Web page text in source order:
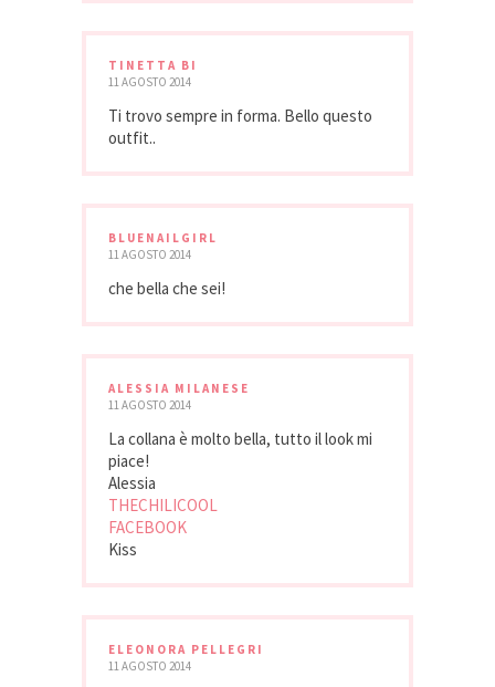
TINETTA BI
11 AGOSTO 2014
Ti trovo sempre in forma. Bello questo
outfit..
BLUENAILGIRL
11 AGOSTO 2014
che bella che sei!
ALESSIA MILANESE
11 AGOSTO 2014
La collana è molto bella, tutto il look mi
piace!
Alessia
THECHILICOOL
FACEBOOK
Kiss
ELEONORA PELLEGRI
11 AGOSTO 2014